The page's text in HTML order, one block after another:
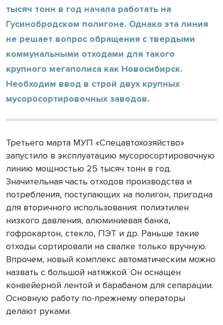
тысяч тонн в год начала работать на
Гусинобродском полигоне. Однако эта линия
не решает вопрос обращения с твердыми
коммунальными отходами для такого
крупного мегаполиса как Новосибирск.
Необходим ввод в строй двух крупных
мусоросортировочных заводов.
Третьего марта МУП «Спецавтохозяйство»
запустило в эксплуатацию мусоросортировочную
линию мощностью 25 тысяч тонн в год.
Значительная часть отходов производства и
потребления, поступающих на полигон, пригодна
для вторичного использования: полиэтилен
низкого давления, алюминиевая банка,
гофрокартон, стекло, ПЭТ и др. Раньше такие
отходы сортировали на свалке только вручную.
Впрочем, новый комплекс автоматическим можно
назвать с большой натяжкой. Он оснащен
конвейерной лентой и барабаном для сепарации.
Основную работу по-прежнему операторы
делают руками.